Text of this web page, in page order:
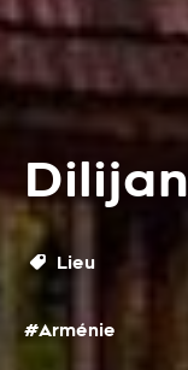
Dilijan
Lieu
#Arménie